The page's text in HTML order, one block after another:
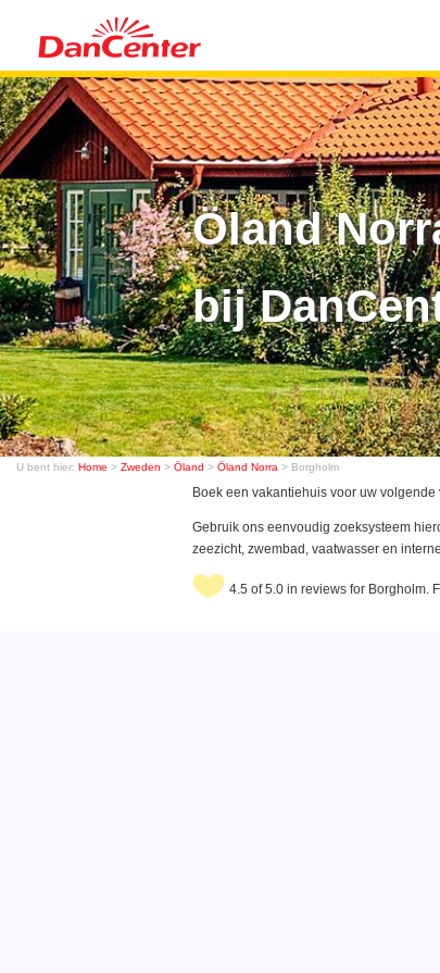
Öland
bij
U bent hier: Home > Zweden > Öland > Öland Norra > Borgholm
Boek een vakantiehuis voor uw
Gebruik ons eenvoudig zoeksysteem
zeezicht, zwembad, vaatwasser en
4.5 of 5.0 in reviews for Borgholm.